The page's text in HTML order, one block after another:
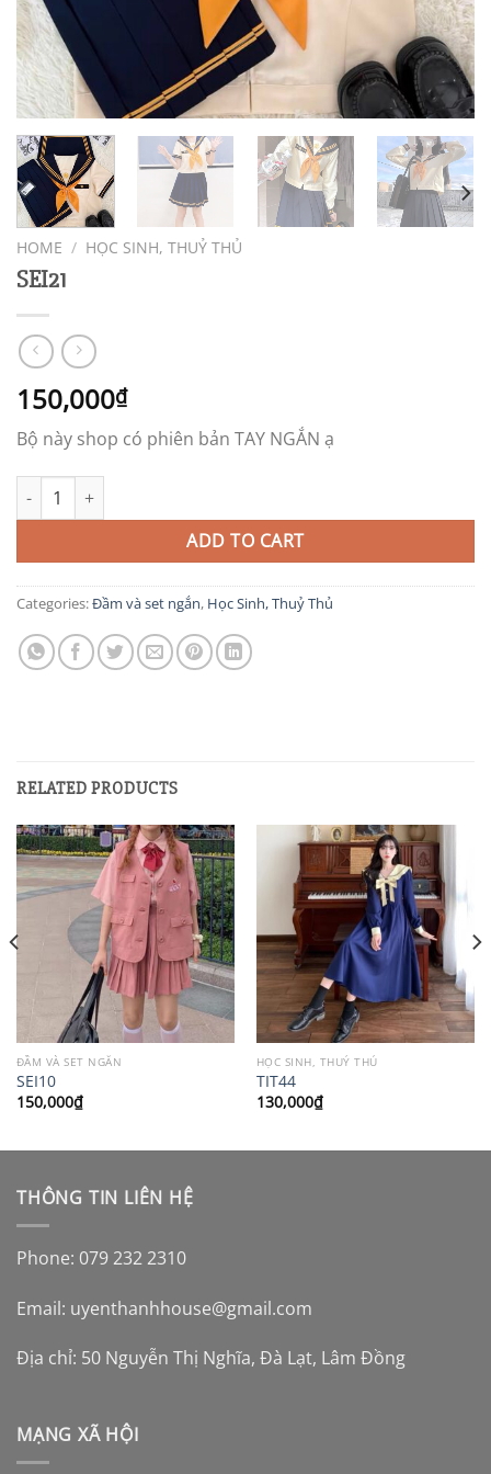
HOME / HỌC SINH, THUỶ THỦ
SEI21
150,000₫
Bộ này shop có phiên bản TAY NGẮN ạ
SEI21 quantity
ADD TO CART
Categories:Đầm và set ngắn, Học Sinh, Thuỷ Thủ
RELATED PRODUCTS
ĐẦM VÀ SET NGẮN
SEI10
150,000₫
HỌC SINH, THUỶ THỦ
TIT44
130,000₫
THÔNG TIN LIÊN HỆ
Phone: 079 232 2310
Email: uyenthanhhouse@gmail.com
Địa chỉ: 50 Nguyễn Thị Nghĩa, Đà Lạt, Lâm Đồng
MẠNG XÃ HỘI